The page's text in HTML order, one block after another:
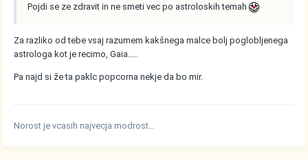
Pojdi se ze zdravit in ne smeti vec po astroloskih temah
Za razliko od tebe vsaj razumem kakšnega malce bolj poglobljenega
astrologa kot je recimo, Gaia.....
Pa najd si že ta paklc popcorna nekje da bo mir.
Norost je vcasih najvecja modrost…